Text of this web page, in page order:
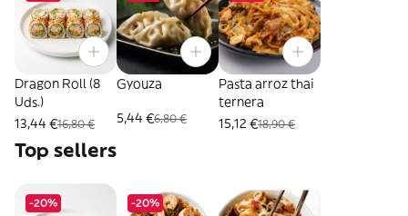
Dragon Roll (8
Uds.)
13,44 €16,80 €
Gyouza
5,44 €6,80 €
Pasta arroz thai
ternera
15,12 €18,90 €
Top sellers
-20% -20%